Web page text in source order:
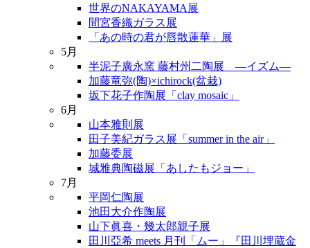
世界のNAKAYAMA展
間宮香織ガラス展
「あの時の君が唇散蓮華」展
5月
半泥子廣永窯 藤村州二陶展 ―イズム―
加藤竜弥(陶)×ichirock(盆栽)
坂下花子作陶展「clay mosaic」
6月
山本雅則展
田子美紀ガラス展「summer in the air」
加藤委展
城雅典陶磁展「あしたもジョー」
7月
平岡仁陶展
池田大介作陶展
山下眞喜・幾太郎親子展
田川亞希 meets 月刊「ムー」『田川埋蔵金